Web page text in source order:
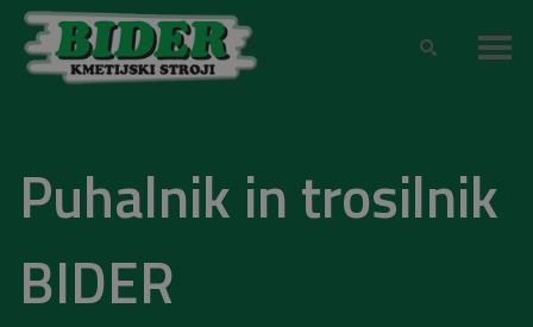
Puhalnik in trosilnik
BIDER